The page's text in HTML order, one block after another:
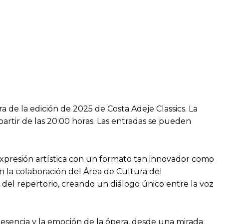
la edición de 2025 de Costa Adeje Classics. La
de las 20:00 horas. Las entradas se pueden
artística con un formato tan innovador como
colaboración del Área de Cultura del
del repertorio, creando un diálogo único entre la voz
y la emoción de la ópera, desde una mirada